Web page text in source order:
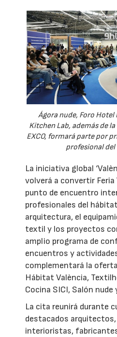
Ágora nude, Foro Hotel
Kitchen Lab, además de
EXCO, formará parte por
profesional
La iniciativa global
volverá a convertir Feria
punto de encuentro
profesionales del
arquitectura, el
textil y los proyectos
amplio programa de
encuentros y
complementará la
Hábitat València,
Cocina SICI, Salón nude
La cita reunirá durante
destacados arquitectos,
interioristas,